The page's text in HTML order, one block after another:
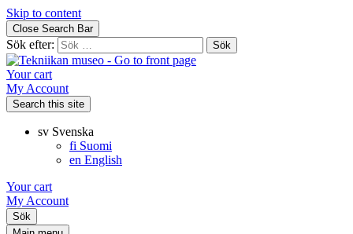
Skip to content
Close Search Bar
Sök efter:
Your cart
My Account
Search this site
sv Svenska
fi Suomi
en English
Your cart
My Account
Sök